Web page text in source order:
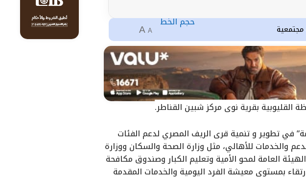
حجم الخط
A
A
بقرية نوى مركز شبين القناطر.
في تطوير و تنمية قرى الريف المصري لدعم الفئات
والخدمات للأهالي، مثل وزارة الصحة والسكان ووزارة
العامة لمحو الأمية وتعليم الكبار وصندوق مكافحة
بمستوى معيشة الفرد اليومية والخدمات المقدمة